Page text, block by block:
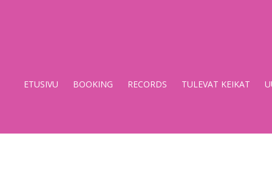
&
ETUSIVU BOOKING RECORDS TULEVAT KEIKAT